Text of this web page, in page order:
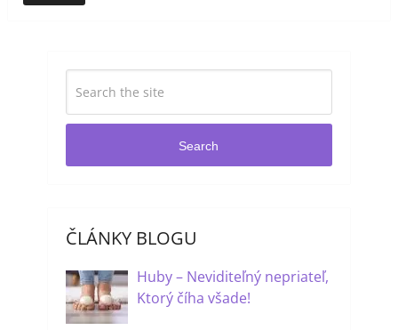
Search
ČLÁNKY BLOGU
Huby – Neviditeľný nepriateľ,
Ktorý číha všade!